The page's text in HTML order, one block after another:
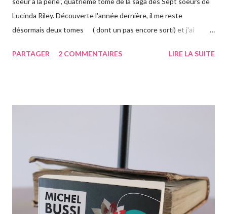
Lucinda Riley. Découverte l'année dernière, il me reste
désormais deux tomes ( dont un pas encore sorti) et j'ai
avez pu le voir précédemment sur le blog. Cette fois-ci on suit la
campagne anglaise, elle va quant à elle partir à l'autre bout du
globe. Habituée à voyager, mais jamais seule, ce long courrier lui
d'arriver en Australie, elle fait escale plusieurs semaines en
Thaïlande, sur l'île de Krabi, où elle était déjà allée avec sa soeur.
Elle retrouve des personnes qu'elle conn...
PARTAGER 2 COMMENTAIRES LIRE LA SUITE